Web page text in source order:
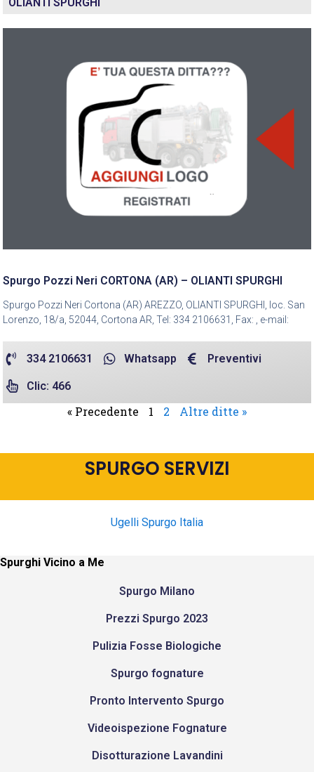
Spurgo Pozzi Neri CORTONA (AR) – OLIANTI SPURGHI
Spurgo Pozzi Neri Cortona (AR) AREZZO, OLIANTI SPURGHI, loc. San
Lorenzo, 18/a, 52044, Cortona AR, Tel: 334 2106631, Fax: , e-mail:
334 2106631 Whatsapp Preventivi
Clic: 466
« Precedente 1 2 Altre ditte »
SPURGO SERVIZI
Ugelli Spurgo Italia
Spurghi Vicino a Me
Spurgo Milano
Prezzi Spurgo 2023
Pulizia Fosse Biologiche
Spurgo fognature
Pronto Intervento Spurgo
Videoispezione Fognature
Disotturazione Lavandini